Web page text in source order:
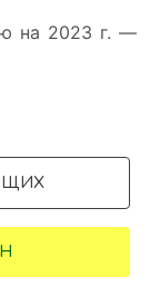
на 2023 г. —